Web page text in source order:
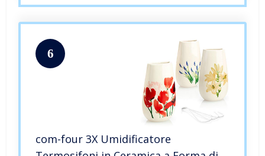
6
com-four 3X Umidificatore